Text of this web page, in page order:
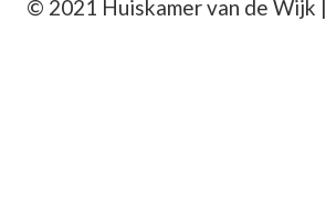
© 2021 Huiskamer van de Wijk |